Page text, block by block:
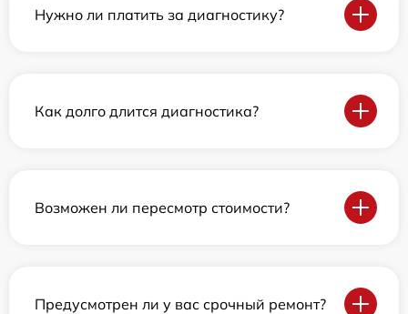
Нужно ли платить за диагностику?
Как долго длится диагностика?
Возможен ли пересмотр стоимости?
Предусмотрен ли у вас срочный ремонт?